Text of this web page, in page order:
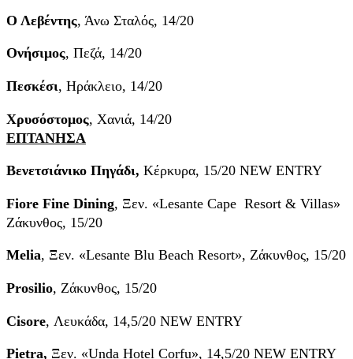
Ο Λεβέντης​, Άνω Σταλός, 14/20
Ονήσιμος, Πεζά, 14/20
Πεσκέσι, Ηράκλειο, 14/20
Χρυσόστομος, Χανιά, 14/20
ΕΠΤΑΝΗΣΑ
Βενετσιάνικο Πηγάδι, Κέρκυρα, 15/20 NEW ENTRY
Fiore Fine Dining, Ξεν. «Lesante Cape Resort & Villas»
Ζάκυνθος, 15/20
Melia, Ξεν. «Lesante Blu Beach Resort», Ζάκυνθος, 15/20
Prosilio, Ζάκυνθος, 15/20
Cisore, Λευκάδα, 14,5/20 NEW ENTRY
Pietra, Ξεν. «Unda Hotel Corfu», 14,5/20 NEW ENTRY